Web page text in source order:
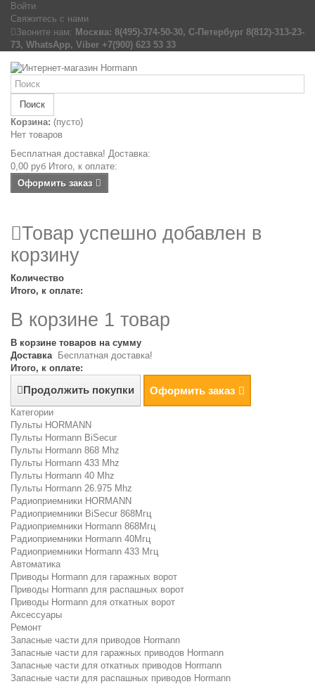
Войти
Свяжитесь с нами
Звоните нам: Москва: 8(495)-374-50-30, С-Петербург 8(812)-313-23-
73, WhatsApp, Viber +7(900) 623 53 33
Поиск
Корзина: (пусто)
Нет товаров
Бесплатная доставка! Доставка:
0,00 руб Итого, к оплате:
Оформить заказ
Товар успешно добавлен в
корзину
Количество
Итого, к оплате:
В корзине 1 товар
В корзине товаров на сумму
Доставка Бесплатная доставка!
Итого, к оплате:
Продолжить покупки Оформить заказ
Категории
Пульты HORMANN
Пульты Hormann BiSecur
Пульты Hormann 868 Mhz
Пульты Hormann 433 Mhz
Пульты Hormann 40 Mhz
Пульты Hormann 26.975 Mhz
Радиоприемники HORMANN
Радиоприемники BiSecur 868Мгц
Радиоприемники Hormann 868Мгц
Радиоприемники Hormann 40Мгц
Радиоприемники Hormann 433 Мгц
Автоматика
Приводы Hormann для гаражных ворот
Приводы Hormann для распашных ворот
Приводы Hormann для откатных ворот
Аксессуары
Ремонт
Запасные части для приводов Hormann
Запасные части для гаражных приводов Hormann
Запасные части для откатных приводов Hormann
Запасные части для распашных приводов Hormann